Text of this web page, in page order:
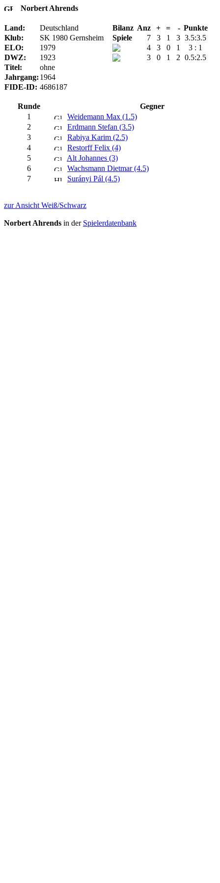
Norbert Ahrends
Land: Deutschland Bilanz Anz + = - Punkte
Klub:
SK 1980 Gernsheim Spiele 7 3 1 3 3.5:3.5
ELO:
1979 4 3 0 1
3 : 1
DWZ:
1923 3 0 1 2 0.5:2.5
Titel:
ohne
Jahrgang: 1964
FIDE-ID: 4686187
Runde
Gegner
1
Weidemann Max (1.5)
2
Erdmann Stefan (3.5)
3
Rabiya Karim (2.5)
4
Restorff Felix (4)
5
Alt Johannes (3)
6
Wachsmann Dietmar (4.5)
7
Surányi Pál (4.5)
zur Ansicht Weiß/Schwarz
Norbert Ahrends in der Spielerdatenbank